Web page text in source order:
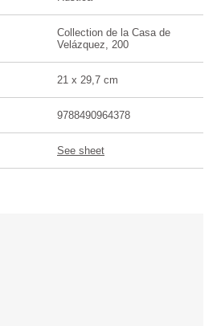
Collection de la Casa de
Velázquez, 200
21 x 29,7 cm
9788490964378
See sheet